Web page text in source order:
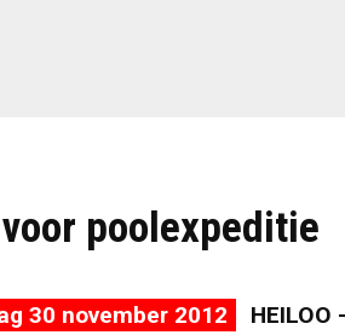
poolexpeditie
30 november 2012